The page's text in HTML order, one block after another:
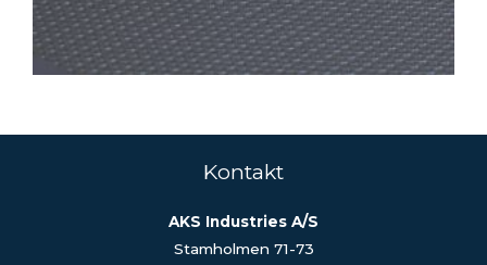
Kontakt
AKS Industries A/S
Stamholmen 71-73